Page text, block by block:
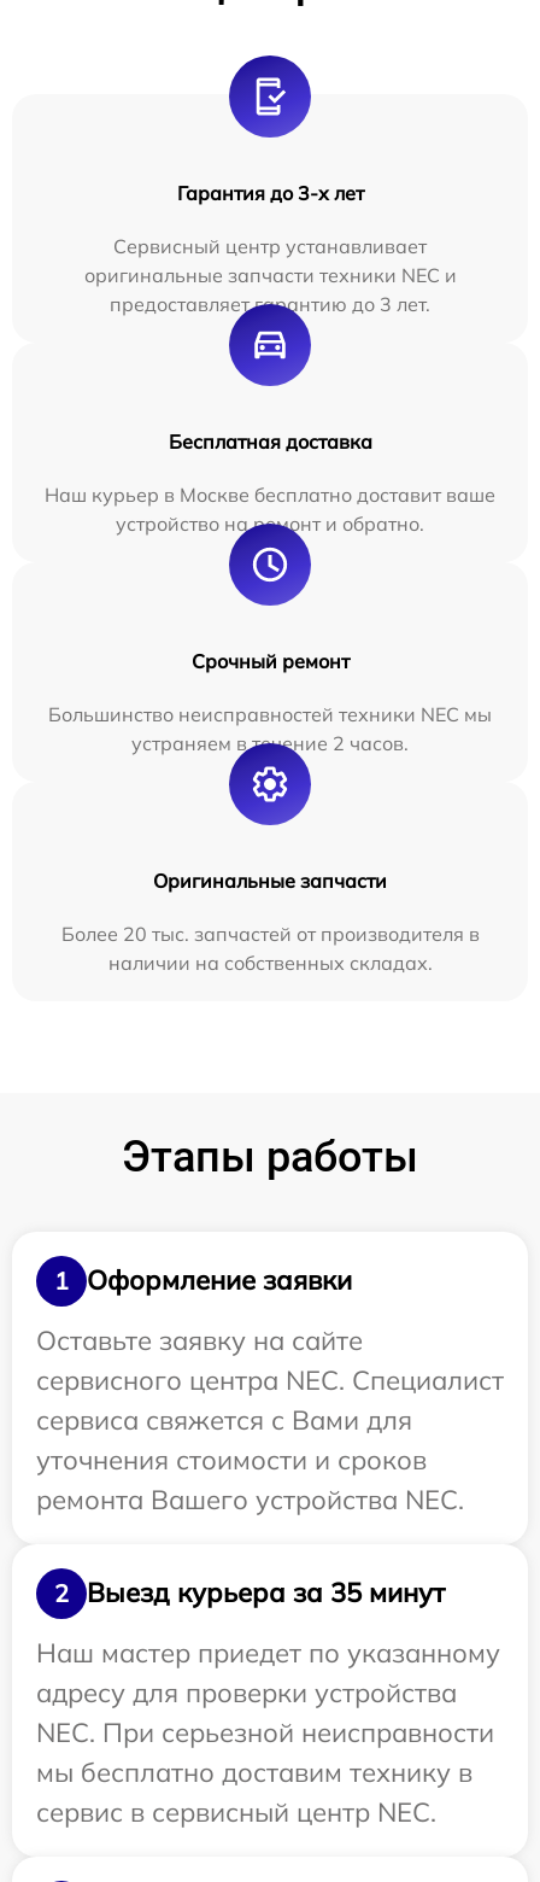
Гарантия до 3-х лет
Сервисный центр устанавливает
оригинальные запчасти техники NEC и
предоставляет гарантию до 3 лет.
Бесплатная доставка
Наш курьер в Москве бесплатно доставит ваше
устройство на ремонт и обратно.
Срочный ремонт
Большинство неисправностей техники NEC мы
устраняем в течение 2 часов.
Оригинальные запчасти
Более 20 тыс. запчастей от производителя в
наличии на собственных складах.
Этапы работы
1
Оформление заявки
Оставьте заявку на сайте
сервисного центра NEC. Специалист
сервиса свяжется с Вами для
уточнения стоимости и сроков
ремонта Вашего устройства NEC.
2
Выезд курьера за 35 минут
Наш мастер приедет по указанному
адресу для проверки устройства
NEC. При серьезной неисправности
мы бесплатно доставим технику в
сервис в сервисный центр NEC.